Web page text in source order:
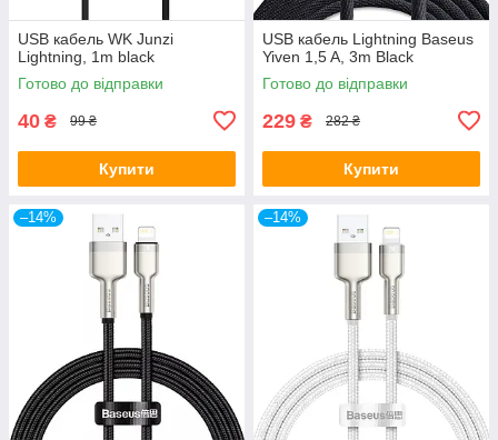
USB кабель WK Junzi
Lightning, 1m black
Готово до відправки
40 ₴ 99 ₴
Купити
USB кабель Lightning Baseus
Yiven 1,5 A, 3m Black
Готово до відправки
229 ₴ 282 ₴
Купити
–14% –14%